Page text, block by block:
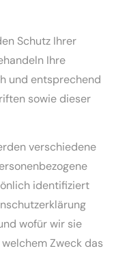
Schutz Ihrer
Ihre
und entsprechend
sowie dieser
verschiedene
identifiziert
wofür wir sie
Zweck das